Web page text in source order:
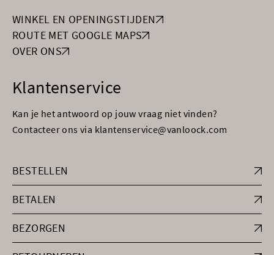
WINKEL EN OPENINGSTIJDEN
ROUTE MET GOOGLE MAPS
OVER ONS
Klantenservice
Kan je het antwoord op jouw vraag niet vinden?
Contacteer ons via klantenservice@vanloock.com
BESTELLEN
BETALEN
BEZORGEN